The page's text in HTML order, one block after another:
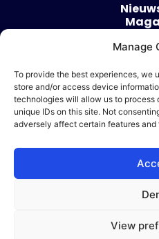
Manage
To provide the best experiences, we
store and/or access device
technologies will allow us to process
unique IDs on this site. Not
adversely affect certain features and
View
Algemene
Ik wil
© 2026 Risk
| Design &